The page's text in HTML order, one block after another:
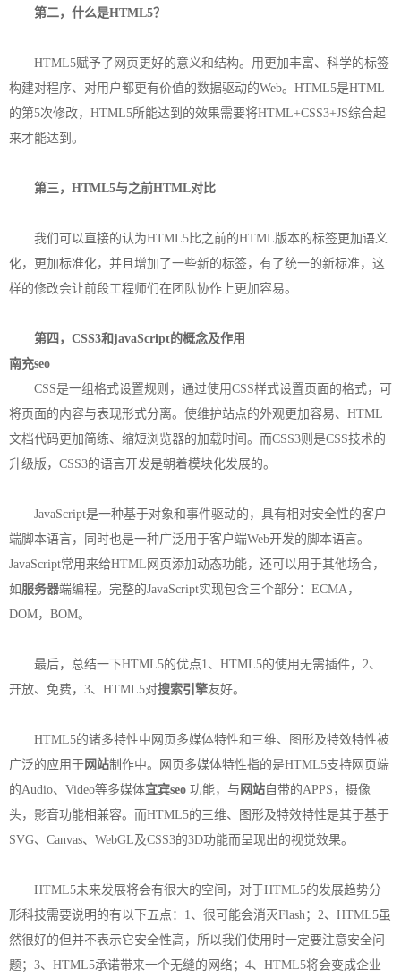
第二，什么是HTML5？
HTML5赋予了网页更好的意义和结构。用更加丰富、科学的标签
构建对程序、对用户都更有价值的数据驱动的Web。HTML5是HTML
的第5次修改，HTML5所能达到的效果需要将HTML+CSS3+JS综合起
来才能达到。
第三，HTML5与之前HTML对比
我们可以直接的认为HTML5比之前的HTML版本的标签更加语义
化，更加标准化，并且增加了一些新的标签，有了统一的新标准，这
样的修改会让前段工程师们在团队协作上更加容易。
第四，CSS3和javaScript的概念及作用
南充seo
CSS是一组格式设置规则，通过使用CSS样式设置页面的格式，可
将页面的内容与表现形式分离。使维护站点的外观更加容易、HTML
文档代码更加简练、缩短浏览器的加载时间。而CSS3则是CSS技术的
升级版，CSS3的语言开发是朝着模块化发展的。
JavaScript是一种基于对象和事件驱动的，具有相对安全性的客户
端脚本语言，同时也是一种广泛用于客户端Web开发的脚本语言。
JavaScript常用来给HTML网页添加动态功能，还可以用于其他场合，
如 服务器端编程。完整的JavaScript实现包含三个部分：ECMA，
DOM，BOM。
最后，总结一下HTML5的优点1、HTML5的使用无需插件，2、
开放、免费，3、HTML5对搜索引擎友好。
HTML5的诸多特性中网页多媒体特性和三维、图形及特效特性被
广泛的应用于 网站制作中。网页多媒体特性指的是HTML5支持网页端
的Audio、Video等多媒体宜宾seo 功能，与 网站 自带的APPS，摄像
头，影音功能相兼容。而HTML5的三维、图形及特效特性是其于基于
SVG、Canvas、WebGL及CSS3的3D功能而呈现出的视觉效果。
HTML5未来发展将会有很大的空间，对于HTML5的发展趋势分
形科技需要说明的有以下五点：1、很可能会消灭Flash；2、HTML5虽
然很好的但并不表示它安全性高，所以我们使用时一定要注意安全问
题；3、HTML5承诺带来一个无缝的网络；4、HTML5将会变成企业